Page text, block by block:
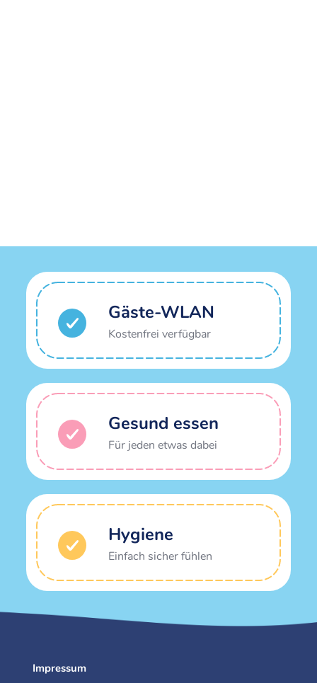
Gäste-WLAN
Kostenfrei verfügbar
Gesund essen
Für jeden etwas dabei
Hygiene
Einfach sicher fühlen
Impressum